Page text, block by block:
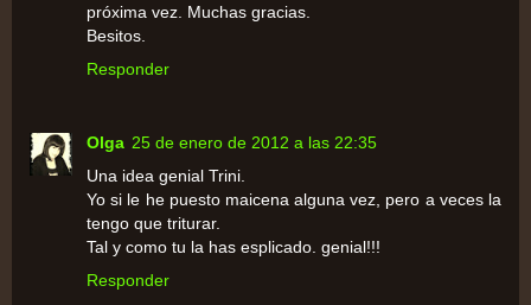
próxima vez. Muchas gracias.
Besitos.
Responder
Olga 25 de enero de 2012 a las 22:35
Una idea genial Trini.
Yo si le he puesto maicena alguna vez, pero a veces la
tengo que triturar.
Tal y como tu la has esplicado. genial!!!
Responder